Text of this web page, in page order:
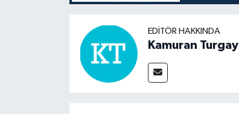
EDITÖR HAKKINDA
Kamuran Turgay